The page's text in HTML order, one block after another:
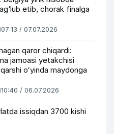
etib, chorak finalga
07:13 / 07.07.2026
qaror chiqardi:
jamoasi yetakchisi
oʻyinda maydonga
10:40 / 06.07.2026
issiqdan 3700 kishi